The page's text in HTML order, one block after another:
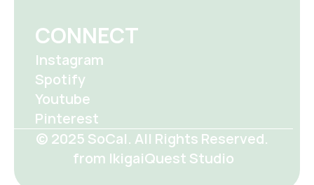
CONNECT
Instagram
Spotify
Youtube
Pinterest
© 2025 SoCal. All Rights Reserved.
from IkigaiQuest Studio